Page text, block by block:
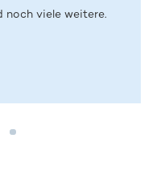
noch viele weitere.